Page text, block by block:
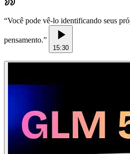
“Você pode vê-lo identificando seus
pensamento.”
15:30